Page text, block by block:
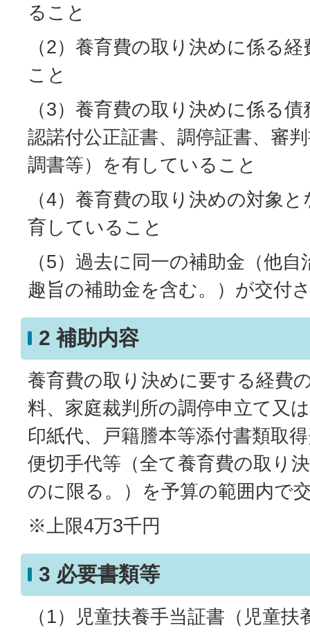
ること
（2）養育費の取り決めに係る
こと
（3）養育費の取り決めに係る
認諾付公正証書、調停証書、審
調書等）を有していること
（4）養育費の取り決めの対象
育していること
（5）過去に同一の補助金（他
趣旨の補助金を含む。）が交付
2 補助内容
養育費の取り決めに要する経費
料、家庭裁判所の調停申立て又
印紙代、戸籍謄本等添付書類取
便切手代等（全て養育費の取り
のに限る。）を予算の範囲内で
※上限4万3千円
3 必要書類等
（1）児童扶養手当証書（児童